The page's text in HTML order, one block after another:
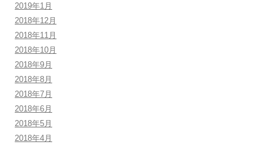
2019年1月
2018年12月
2018年11月
2018年10月
2018年9月
2018年8月
2018年7月
2018年6月
2018年5月
2018年4月